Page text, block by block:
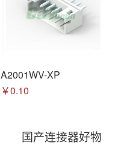
A2001WV-XP
￥0.10
国产连接器好物